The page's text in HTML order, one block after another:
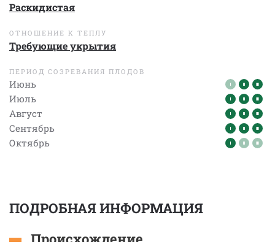
Раскидистая
ОТНОШЕНИЕ К ТЕПЛУ
Требующие укрытия
ПЕРИОД СОЗРЕВАНИЯ ПЛОДОВ
Июнь
Июль
Август
Сентябрь
Октябрь
ПОДРОБНАЯ ИНФОРМАЦИЯ